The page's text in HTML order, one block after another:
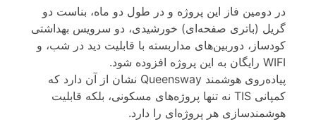
در دومین فاز این پروژه و در طول دو ماه، بناست دو
گریل (باتری صفحه‌ای) خورشیدی، دو سرویس بهداشتی
کودساز، دوربین‌های مداربسته با قابلیت دید در شب، و
WIFI رایگان به این پروژه افزوده شود.
پیاده‌روی هوشمند Queensway نشان از آن دارد که
کمپانی TIS نه تنها پروژه‌های مسکونی، بلکه قابلیت
هوشمندسازی هر پروژه‌ای را دارد.